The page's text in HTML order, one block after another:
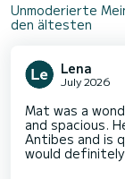
Unmoderierte
den ältesten
Lena
July 2026
Mat was a
and spacious.
Antibes and is
would